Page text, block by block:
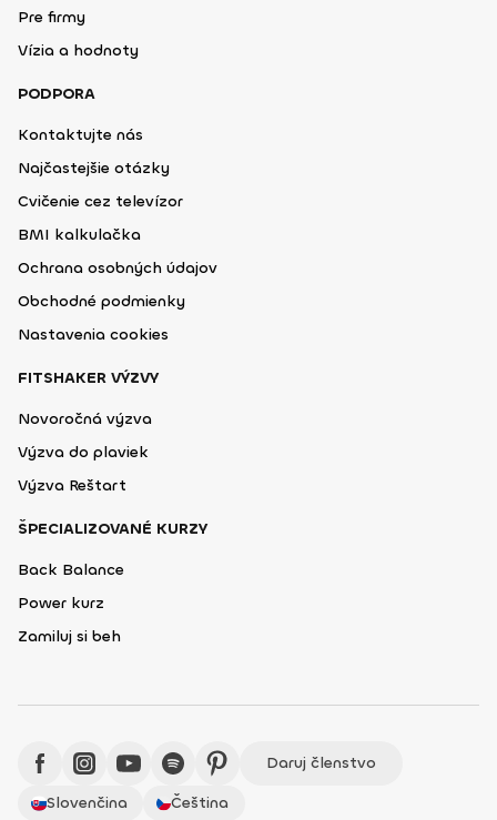
Pre firmy
Vízia a hodnoty
PODPORA
Kontaktujte nás
Najčastejšie otázky
Cvičenie cez televízor
BMI kalkulačka
Ochrana osobných údajov
Obchodné podmienky
Nastavenia cookies
FITSHAKER VÝZVY
Novoročná výzva
Výzva do plaviek
Výzva Reštart
ŠPECIALIZOVANÉ KURZY
Back Balance
Power kurz
Zamiluj si beh
Daruj členstvo
Slovenčina
Čeština